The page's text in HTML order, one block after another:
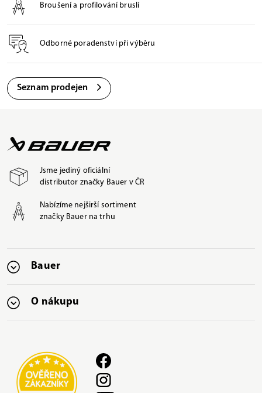
Broušení a profilování bruslí
Odborné poradenství při výběru
Seznam prodejen
Jsme jediný oficiální
distributor značky Bauer v ČR
Nabízíme nejširší sortiment
značky Bauer na trhu
Bauer
O nákupu